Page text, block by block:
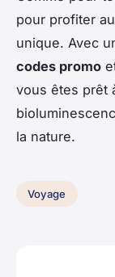
pour profiter
unique. Avec
codes promo
vous êtes prêt
la nature.
Voyage